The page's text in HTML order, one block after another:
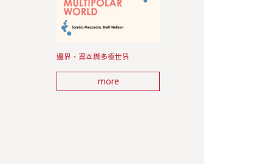
邊界、資本與多極世界
more